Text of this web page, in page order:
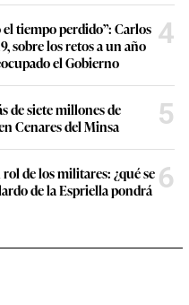
tiempo perdido”: Carlos
sobre los retos a un año
el Gobierno
4
de siete millones de
Cenares del Minsa
5
de los militares: ¿qué se
de la Espriella pondrá 6